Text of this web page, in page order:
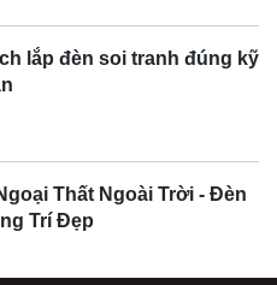
lắp đèn soi tranh đúng kỹ
Thất Ngoài Trời - Đèn
Trí Đẹp